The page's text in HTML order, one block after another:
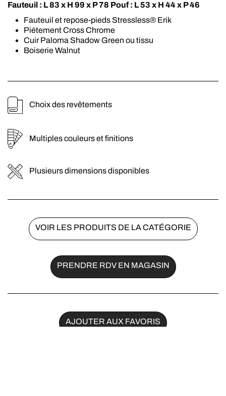
Fauteuil : L 83 x H 99 x P 78 Pouf : L 53 x H 44 x P 46
Fauteuil et repose-pieds Stressless® Erik
Piétement Cross Chrome
Cuir Paloma Shadow Green ou tissu
Boiserie Walnut
Choix des revêtements
Multiples couleurs et finitions
Plusieurs dimensions disponibles
VOIR LES PRODUITS DE LA CATÉGORIE
PRENDRE RDV EN MAGASIN
AJOUTER AUX FAVORIS